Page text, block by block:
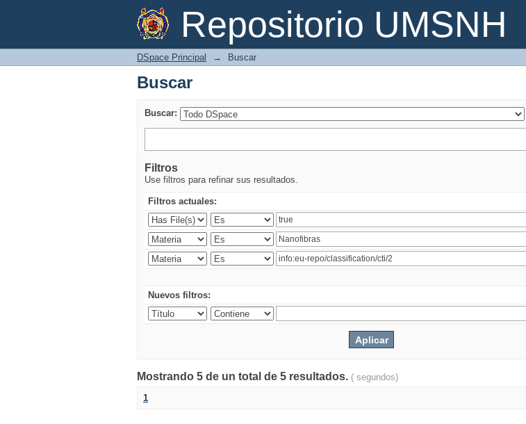
Repositorio UMSNH
Buscar
DSpace Principal → Buscar
Buscar
Buscar:
Filtros
Use filtros para refinar sus resultados.
Filtros actuales:
Nuevos filtros:
Mostrando 5 de un total de 5 resultados. ( segundos)
1